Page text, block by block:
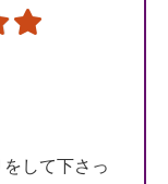
して下さっ